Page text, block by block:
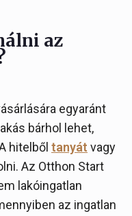
az
egyaránt
bárhol lehet,
hitelből tanyát vagy
Az Otthon Start
lakóingatlan
az ingatlan